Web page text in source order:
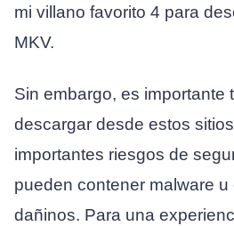
mi villano favorito 4 para
MKV.
Sin embargo, es importante
descargar desde estos
importantes riesgos de
pueden contener malware
dañinos. Para una